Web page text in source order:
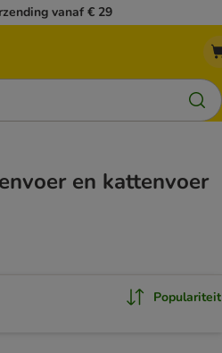
vanaf € 29
en kattenvoer
Populariteit